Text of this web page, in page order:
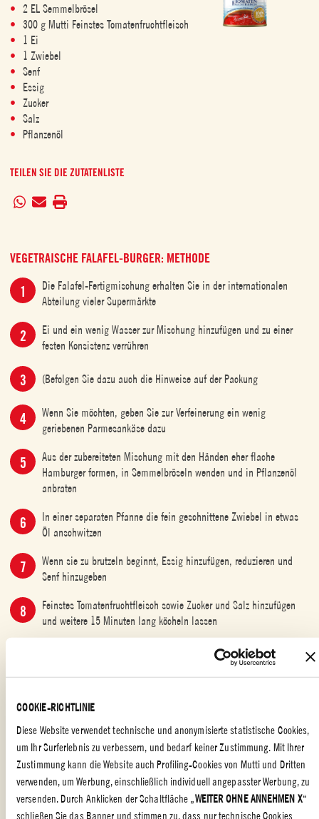
COOKIE-RICHTLINIE
Diese Website verwendet technische und anonymisierte statistische Cookies,
um Ihr Surferlebnis zu verbessern, und bedarf keiner Zustimmung. Mit Ihrer
Zustimmung kann die Website auch Profiling-Cookies von Mutti und Dritten
verwenden, um Werbung, einschließlich individuell angepasster Werbung, zu
versenden. Durch Anklicken der Schaltfläche „ WEITER OHNE ANNEHMEN X“
schließen Sie das Banner und stimmen zu, dass nur technische Cookies
2 EL Semmelbrösel
300 g Mutti Feinstes Tomatenfruchtfleisch
1 Ei
1 Zwiebel
Senf
Essig
Zucker
Salz
Pflanzenöl
TEILEN SIE DIE ZUTATENLISTE
VEGETRAISCHE FALAFEL-BURGER: METHODE
Die Falafel-Fertigmischung erhalten Sie in der internationalen
Abteilung vieler Supermärkte
Ei und ein wenig Wasser zur Mischung hinzufügen und zu einer
festen Konsistenz verrühren
(Befolgen Sie dazu auch die Hinweise auf der Packung
Wenn Sie möchten, geben Sie zur Verfeinerung ein wenig
geriebenen Parmesankäse dazu
Aus der zubereiteten Mischung mit den Händen eher flache
Hamburger formen, in Semmelbröseln wenden und in Pflanzenöl
anbraten
In einer separaten Pfanne die fein geschnittene Zwiebel in etwas
Öl anschwitzen
Wenn sie zu brutzeln beginnt, Essig hinzufügen, reduzieren und
Senf hinzugeben
Feinstes Tomatenfruchtfleisch sowie Zucker und Salz hinzufügen
und weitere 15 Minuten lang köcheln lassen
Die besten Ergebnisse erzielen Sie, wenn Sie die Sauce mit dem
Pürierstab zu einer sämigen, ketchupähnlichen Konsistenz
verarbeiten
Servieren Sie das Gericht mit weichem Brot, einigen Salatblättern
und der Sauce
VORSPEISEN,SCHNELL UND LECKER,ESSEN MIT FREUNDEN,
HAUPTGERICHTE,PARTY-REZEPTE, VEGETARISCHE GERICHTE